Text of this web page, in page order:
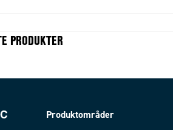
1,7 mm
0,5 mm²
PRODUKTER
Produktområder